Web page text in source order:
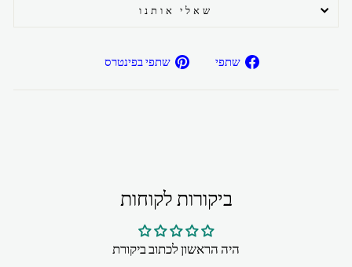
שאלי אותנו
שתפי
שתפ/י שתפי בפינטרס
ביקורות לקוחות
היה הראשון לכתוב ביקורת